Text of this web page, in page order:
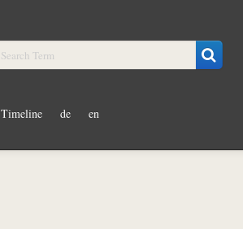
Timeline de en